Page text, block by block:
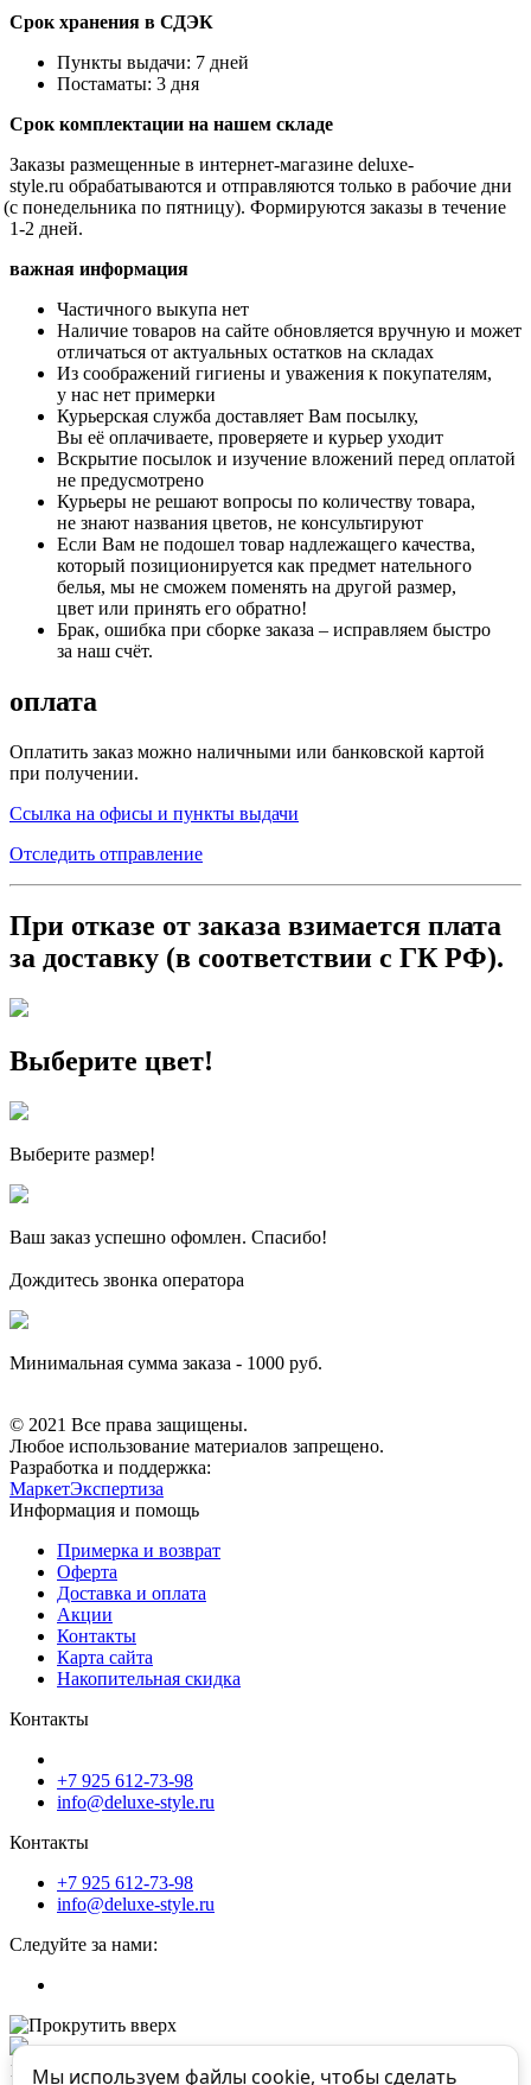
Срок хранения в СДЭК
Пункты выдачи: 7 дней
Постаматы: 3 дня
Срок комплектации на нашем складе
Заказы размещенные в интернет-магазине deluxe-
style.ru обрабатываются и отправляются только в рабочие дни
(с понедельника по пятницу). Формируются заказы в течение
1-2 дней.
важная информация
Частичного выкупа нет
Наличие товаров на сайте обновляется вручную и может
отличаться от актуальных остатков на складах
Из соображений гигиены и уважения к покупателям,
у нас нет примерки
Курьерская служба доставляет Вам посылку,
Вы её оплачиваете, проверяете и курьер уходит
Вскрытие посылок и изучение вложений перед оплатой
не предусмотрено
Курьеры не решают вопросы по количеству товара,
не знают названия цветов, не консультируют
Если Вам не подошел товар надлежащего качества,
который позиционируется как предмет нательного
белья, мы не сможем поменять на другой размер,
цвет или принять его обратно!
Брак, ошибка при сборке заказа – исправляем быстро
за наш счёт.
оплата
Оплатить заказ можно наличными или банковской картой
при получении.
Ссылка на офисы и пункты выдачи
Отследить отправление
При отказе от заказа взимается плата
за доставку (в соответствии с ГК РФ).
Выберите цвет!
Выберите размер!
Ваш заказ успешно офомлен. Спасибо!
Дождитесь звонка оператора
Минимальная сумма заказа - 1000 руб.
© 2021 Все права защищены.
Любое использование материалов запрещено.
Разработка и поддержка:
МаркетЭкспертиза
Информация и помощь
Примерка и возврат
Оферта
Доставка и оплата
Акции
Контакты
Карта сайта
Накопительная скидка
Контакты
+7 925 612-73-98
info@deluxe-style.ru
Контакты
+7 925 612-73-98
info@deluxe-style.ru
Следуйте за нами:
18+Мы используем файлы cookie, чтобы сделать